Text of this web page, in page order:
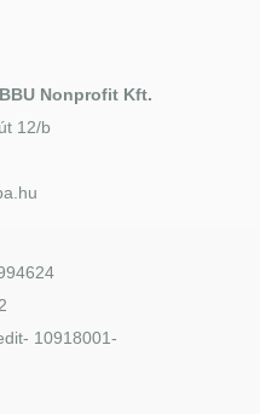
Nonprofit Kft.
12/b
10918001-